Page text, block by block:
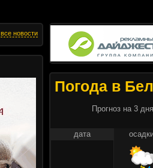
все новости
Погода в
Прогноз на 3 дня
дата